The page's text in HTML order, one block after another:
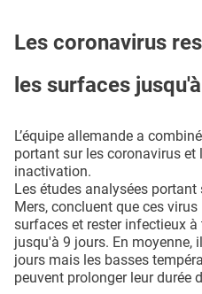
Les coronavirus
les surfaces
L’équipe allemande a
portant sur les coronavirus et
inactivation.
Les études analysées
Mers, concluent que ces
surfaces et rester infectieux
jusqu'à 9 jours. En moyenne,
jours mais les basses
peuvent prolonger leur durée